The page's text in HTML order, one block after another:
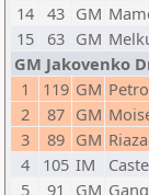
14 43 GM
15
63 GM
GM Jakovenko
1
119 GM
2
87 GM
3
89 GM
4
105 IM
5
91 GM